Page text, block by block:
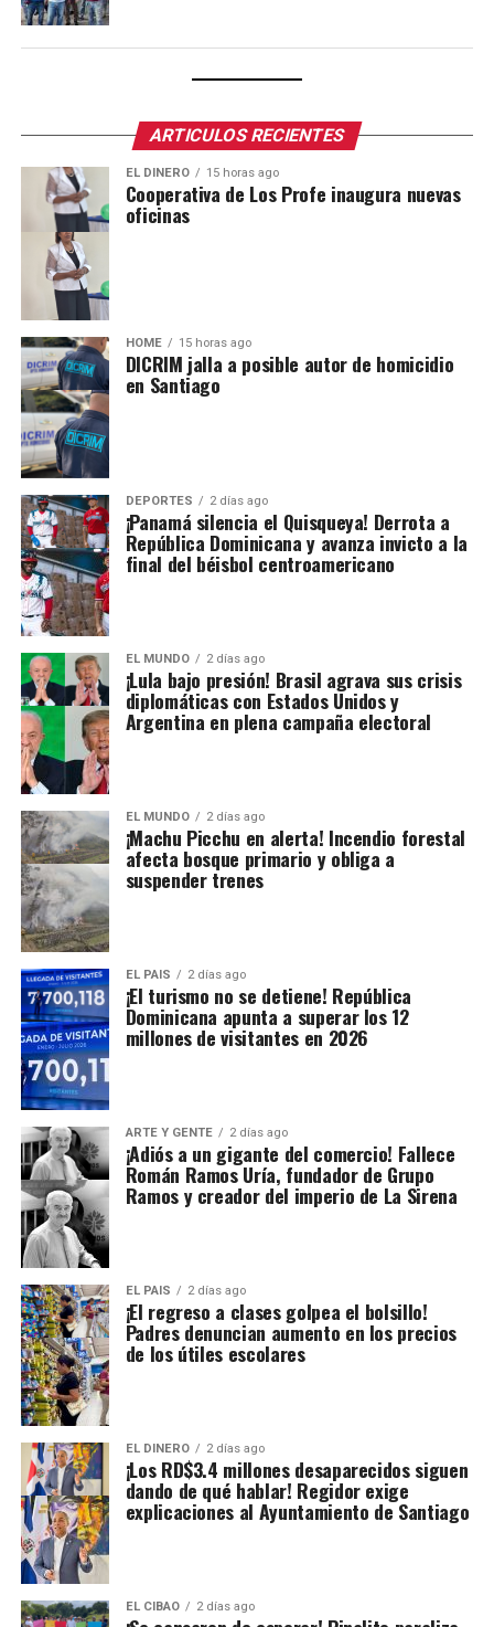
ARTICULOS RECIENTES
EL DINERO 15 horas ago
Cooperativa de Los Profe inaugura nuevas
oficinas
HOME 15 horas ago
DICRIM jalla a posible autor de homicidio
en Santiago
DEPORTES 2 días ago
¡Panamá silencia el Quisqueya! Derrota a
República Dominicana y avanza invicto a la
final del béisbol centroamericano
EL MUNDO 2 días ago
¡Lula bajo presión! Brasil agrava sus crisis
diplomáticas con Estados Unidos y
Argentina en plena campaña electoral
EL MUNDO 2 días ago
¡Machu Picchu en alerta! Incendio forestal
afecta bosque primario y obliga a
suspender trenes
EL PAIS 2 días ago
¡El turismo no se detiene! República
Dominicana apunta a superar los 12
millones de visitantes en 2026
ARTE Y GENTE 2 días ago
¡Adiós a un gigante del comercio! Fallece
Román Ramos Uría, fundador de Grupo
Ramos y creador del imperio de La Sirena
EL PAIS 2 días ago
¡El regreso a clases golpea el bolsillo!
Padres denuncian aumento en los precios
de los útiles escolares
EL DINERO 2 días ago
¡Los RD$3.4 millones desaparecidos siguen
dando de qué hablar! Regidor exige
explicaciones al Ayuntamiento de Santiago
EL CIBAO 2 días ago